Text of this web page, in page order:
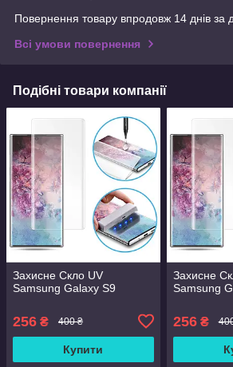
Повернення товару впродовж 14 днів за
Всі умови повернення
Подібні товари компанії
Захисне Скло UV
Samsung Galaxy S9
256 ₴ 400 ₴
Купити
Захисне
Samsung
256₴